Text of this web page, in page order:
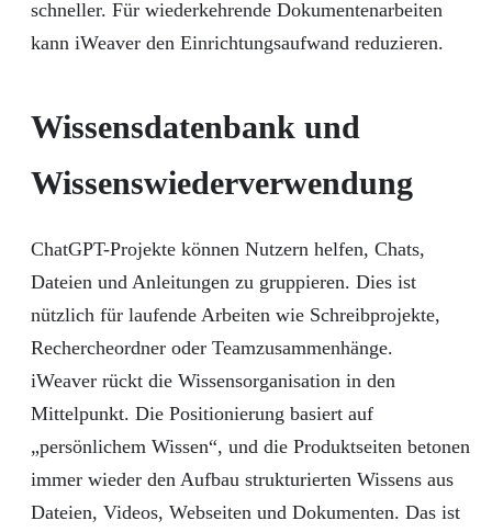
schneller. Für wiederkehrende Dokumentenarbeiten
kann iWeaver den Einrichtungsaufwand reduzieren.
Wissensdatenbank und
Wissenswiederverwendung
ChatGPT-Projekte können Nutzern helfen, Chats,
Dateien und Anleitungen zu gruppieren. Dies ist
nützlich für laufende Arbeiten wie Schreibprojekte,
Rechercheordner oder Teamzusammenhänge.
iWeaver rückt die Wissensorganisation in den
Mittelpunkt. Die Positionierung basiert auf
„persönlichem Wissen“, und die Produktseiten betonen
immer wieder den Aufbau strukturierten Wissens aus
Dateien, Videos, Webseiten und Dokumenten. Das ist